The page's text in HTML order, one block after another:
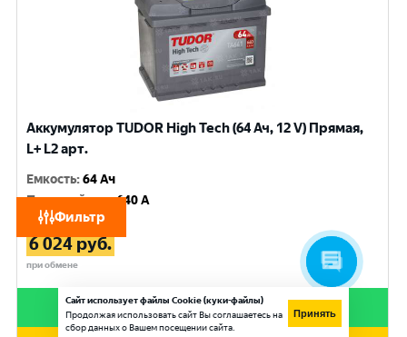
Фильтр
Аккумулятор TUDOR High Tech (64 Ач, 12 V) Прямая,
L+ L2 арт.
Емкость:64 Ач
Пусковой ток:640 A
6 600руб.
6 024руб.
при обмене
Купить в 1 клик
Сайт использует файлы Cookie (куки-файлы)
Продолжая использовать сайт Вы соглашаетесь на
сбор данных о Вашем посещении сайта.
Принять